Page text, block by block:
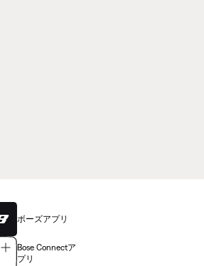
ボーズアプリ
Bose Connectア
プリ